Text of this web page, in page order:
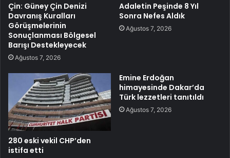
Çin: Güney Çin Denizi
Davranış Kuralları
Görüşmelerinin
Sonuçlanması Bölgesel
Barışı Destekleyecek
Ağustos 7, 2026
Adaletin Peşinde 8 Yıl
Sonra Nefes Aldık
Ağustos 7, 2026
280 eski vekil CHP’den
istifa etti
Emine Erdoğan
himayesinde Dakar’da
Türk lezzetleri tanıtıldı
Ağustos 7, 2026